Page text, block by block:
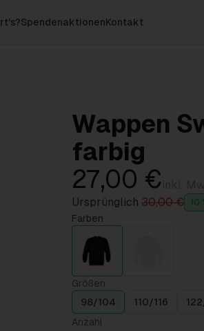
SpendenaktionenKontakt
Wappen
farbig
27,00 €
Ursprünglich 30,00 € 10
Farben
Größen
98/104
110/116
Anzahl